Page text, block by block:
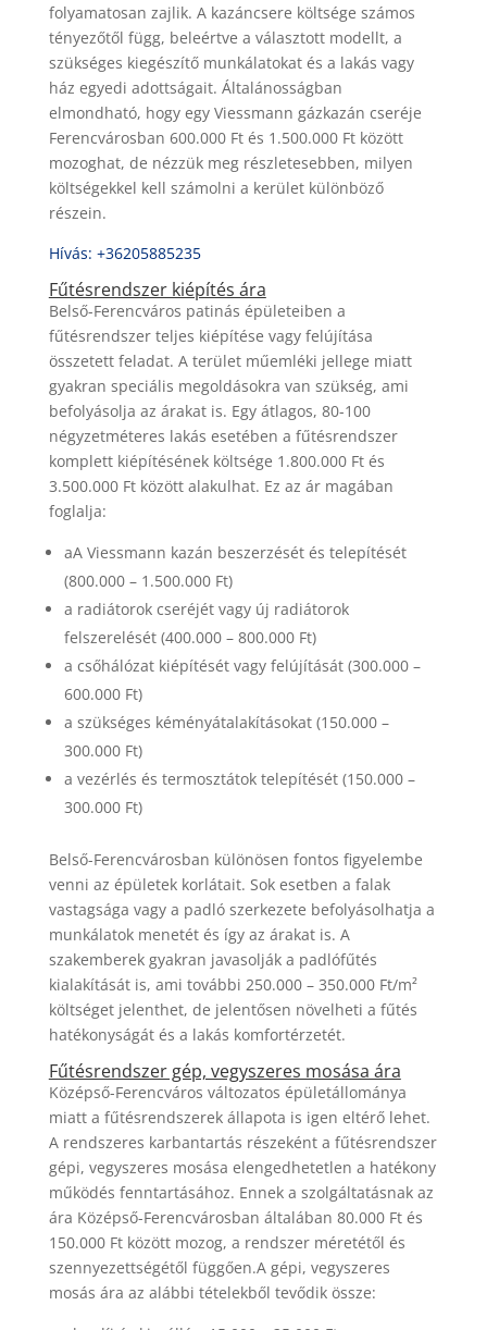
folyamatosan zajlik. A kazáncsere költsége számos
tényezőtől függ, beleértve a választott modellt, a
szükséges kiegészítő munkálatokat és a lakás vagy
ház egyedi adottságait. Általánosságban
elmondható, hogy egy Viessmann gázkazán cseréje
Ferencvárosban 600.000 Ft és 1.500.000 Ft között
mozoghat, de nézzük meg részletesebben, milyen
költségekkel kell számolni a kerület különböző
részein.
Hívás: +36205885235
Fűtésrendszer kiépítés ára
Belső-Ferencváros patinás épületeiben a
fűtésrendszer teljes kiépítése vagy felújítása
összetett feladat. A terület műemléki jellege miatt
gyakran speciális megoldásokra van szükség, ami
befolyásolja az árakat is. Egy átlagos, 80-100
négyzetméteres lakás esetében a fűtésrendszer
komplett kiépítésének költsége 1.800.000 Ft és
3.500.000 Ft között alakulhat. Ez az ár magában
foglalja:
aA Viessmann kazán beszerzését és telepítését
(800.000 – 1.500.000 Ft)
a radiátorok cseréjét vagy új radiátorok
felszerelését (400.000 – 800.000 Ft)
a csőhálózat kiépítését vagy felújítását (300.000 –
600.000 Ft)
a szükséges kéményátalakításokat (150.000 –
300.000 Ft)
a vezérlés és termosztátok telepítését (150.000 –
300.000 Ft)
Belső-Ferencvárosban különösen fontos figyelembe
venni az épületek korlátait. Sok esetben a falak
vastagsága vagy a padló szerkezete befolyásolhatja a
munkálatok menetét és így az árakat is. A
szakemberek gyakran javasolják a padlófűtés
kialakítását is, ami további 250.000 – 350.000 Ft/m²
költséget jelenthet, de jelentősen növelheti a fűtés
hatékonyságát és a lakás komfortérzetét.
Fűtésrendszer gép, vegyszeres mosása ára
Középső-Ferencváros változatos épületállománya
miatt a fűtésrendszerek állapota is igen eltérő lehet.
A rendszeres karbantartás részeként a fűtésrendszer
gépi, vegyszeres mosása elengedhetetlen a hatékony
működés fenntartásához. Ennek a szolgáltatásnak az
ára Középső-Ferencvárosban általában 80.000 Ft és
150.000 Ft között mozog, a rendszer méretétől és
szennyezettségétől függően.A gépi, vegyszeres
mosás ára az alábbi tételekből tevődik össze: